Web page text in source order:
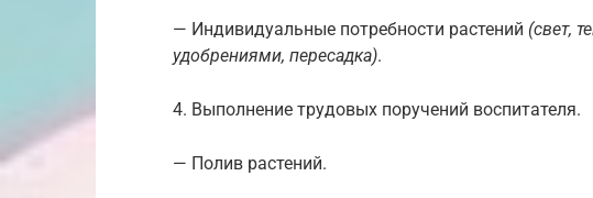
— Индивидуальные потребности растений (свет,
удобрениями, пересадка).
4. Выполнение трудовых поручений воспитателя.
— Полив растений.